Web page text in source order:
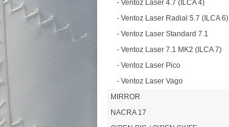
- Ventoz Laser 4.7 (ILCA 4)
- Ventoz Laser Radial 5.7 (ILCA 6)
- Ventoz Laser Standard 7.1
- Ventoz Laser 7.1 MK2 (ILCA 7)
- Ventoz Laser Pico
- Ventoz Laser Vago
MIRROR
NACRA 17